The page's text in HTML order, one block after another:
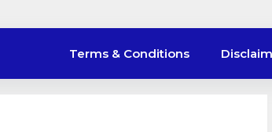
Terms & Conditions